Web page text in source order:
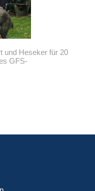
und Heseker für 20
GFS-